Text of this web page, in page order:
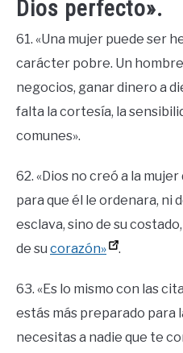
Dios perfecto».
61. «Una mujer puede ser
carácter pobre. Un
negocios, ganar dinero a
falta la cortesía, la
comunes».
62. «Dios no creó a la
para que él le ordenara, ni
esclava, sino de su
de su corazón» .
63. «Es lo mismo con las
estás más preparado para
necesitas a nadie que te